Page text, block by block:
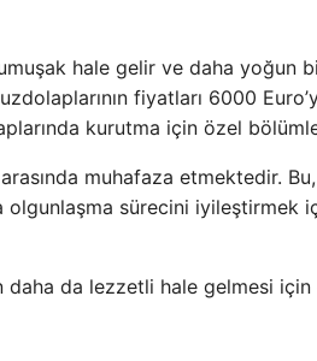
hale gelir ve daha yoğun
fiyatları 6000
kurutma için özel
muhafaza etmektedir.
olgunlaşma sürecini iyileştirmek
daha da lezzetli hale gelmesi